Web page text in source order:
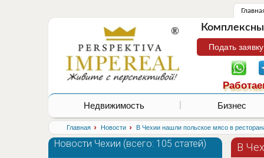
Подать
Недвижимость Бизнес
Главная › Новости › В Чехии нашли польское мясо в
В
Новости Чехии (всего: 105 статей)